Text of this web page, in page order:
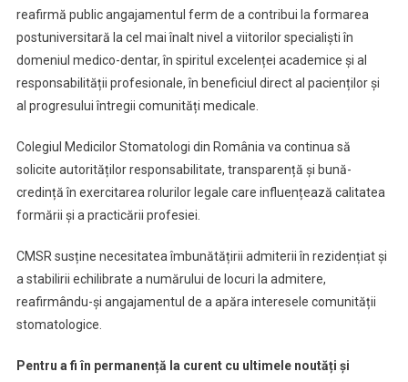
reafirmă public angajamentul ferm de a contribui la formarea
postuniversitară la cel mai înalt nivel a viitorilor specialiști în
domeniul medico-dentar, în spiritul excelenței academice și al
responsabilității profesionale, în beneficiul direct al pacienților și
al progresului întregii comunități medicale.
Colegiul Medicilor Stomatologi din România va continua să
solicite autorităților responsabilitate, transparență și bună-
credință în exercitarea rolurilor legale care influențează calitatea
formării și a practicării profesiei.
CMSR susține necesitatea îmbunătățirii admiterii în rezidențiat și
a stabilirii echilibrate a numărului de locuri la admitere,
reafirmându-și angajamentul de a apăra interesele comunității
stomatologice.
Pentru a fi în permanență la curent cu ultimele noutăți și